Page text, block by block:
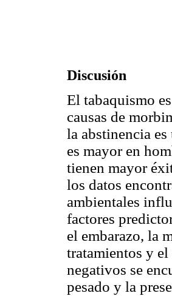
Discusión
El tabaquismo
causas de
la abstinencia
es mayor en
tienen mayor
los datos
ambientales
factores
el embarazo, la
tratamientos y
negativos se
pesado y la